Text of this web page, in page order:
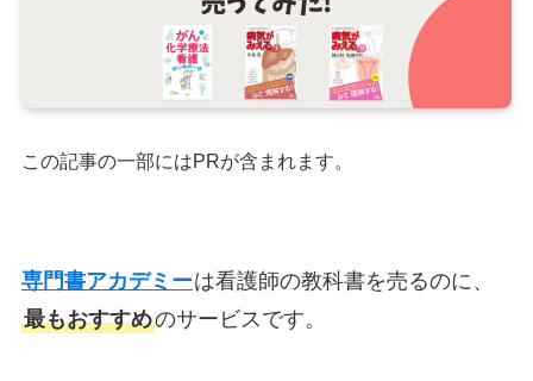
この記事の一部にはPRが含まれます。
専門書アカデミーは看護師の教科書を売るのに、
最もおすすめのサービスです。